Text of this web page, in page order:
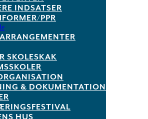
INDSATSER
PPR
SKOLESKAK
& DOKUMENTATION
HUS